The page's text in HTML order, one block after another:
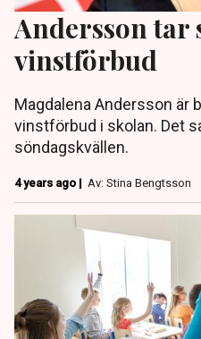
Andersson
vinstförbud
Magdalena Andersson är
vinstförbud i skolan. Det
söndagskvällen.
4 years ago | Av: Stina Bengtsson